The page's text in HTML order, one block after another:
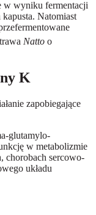
w wyniku fermentacji
Natomiast
Natto o
K
zapobiegające
glutamylo-
w metabolizmie
chorobach sercowo-
układu